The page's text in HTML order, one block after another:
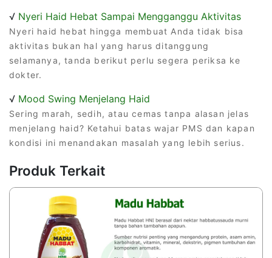
√ Nyeri Haid Hebat Sampai Mengganggu Aktivitas
Nyeri haid hebat hingga membuat Anda tidak bisa
aktivitas bukan hal yang harus ditanggung
selamanya, tanda berikut perlu segera periksa ke
dokter.
√ Mood Swing Menjelang Haid
Sering marah, sedih, atau cemas tanpa alasan jelas
menjelang haid? Ketahui batas wajar PMS dan kapan
kondisi ini menandakan masalah yang lebih serius.
Produk Terkait